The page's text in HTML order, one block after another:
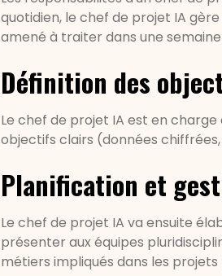
quotidien, le chef de projet IA
amené à traiter dans une
Définition des
Le chef de projet IA est en charge
objectifs clairs (données
Planification et
Le chef de projet IA va ensuite
présenter aux équipes
métiers impliqués dans les